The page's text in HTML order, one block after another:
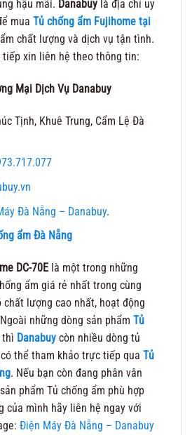
hậu mãi. Danabuy là địa chỉ uy
mua Tủ chống ẩm Fujihome tại
chất lượng và dịch vụ tận tình.
xin liên hệ theo thông tin:
Mại Dịch Vụ Danabuy
Tịnh, Khuê Trung, Cẩm Lệ Đà
Đà Nẵng – Danabuy.
ẩm Đà Nẵng
DC-70E là một trong những
ẩm giá rẻ nhất trong cùng
chất lượng cao nhất, hoạt động
những dòng sản phẩm Tủ
thì Danabuy còn nhiều dòng tủ
thể tham khảo trực tiếp qua Tủ
. Nếu bạn còn đang phân vân
phẩm Tủ chống ẩm phù hợp
của mình hãy liên hệ ngay với
Điện Máy Đà Nẵng – Danabuy